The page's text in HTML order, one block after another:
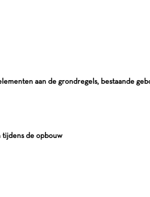
aan de grondregels, bestaande
de opbouw